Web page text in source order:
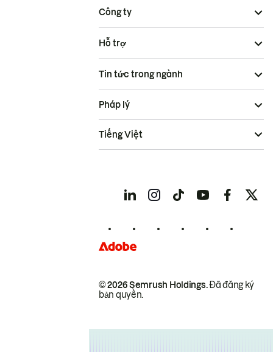
Công ty
Hỗ trợ
Tin tức trong ngành
© 2026 Semrush Holdings.Đã đăng ký
bản quyền.
Pháp lý
Tiếng Việt